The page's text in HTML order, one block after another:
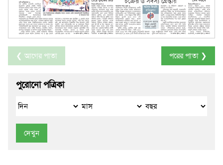
❮ আগের পাতা পরের পাতা ❯
পুরোনো পত্রিকা
দেখুন